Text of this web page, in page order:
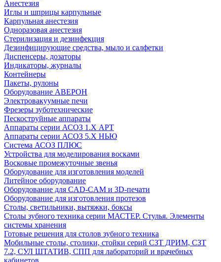
Анестезия
Иглы и шприцы карпульные
Карпульная анестезия
Одноразовая анестезия
Стерилизация и дезинфекция
Дезинфицирующие средства, мыло и салфетки
Диспенсеры, дозаторы
Индикаторы, журналы
Контейнеры
Пакеты, рулоны
Оборудование АВЕРОН
Электровакуумные печи
Фрезеры зуботехнические
Пескоструйные аппараты
Аппараты серии АСОЗ 1.Х АРТ
Аппараты серии АСОЗ 5.Х НЬЮ
Система АСОЗ ПЛЮС
Устройства для моделирования восками
Восковые промежуточные звенья
Оборудование для изготовления моделей
Литейное оборудование
Оборудование для CAD-CAM и 3D-печати
Оборудование для изготовления протезов
Cтолы, светильники, вытяжки, боксы
Столы зубного техника серии МАСТЕР. Стулья. Элементы
системы хранения
Готовые решения для столов зубного техника
Мобильные столы, столики, стойки серий СЗТ ДРИМ, СЗТ
7.2, СУЛ ШТАТИВ, СПП для лабораторий и врачебных
кабинетов